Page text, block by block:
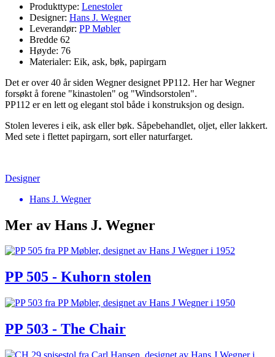
Produkttype: Lenestoler
Designer: Hans J. Wegner
Leverandør: PP Møbler
Bredde 62
Høyde: 76
Materialer: Eik, ask, bøk, papirgarn
Det er over 40 år siden Wegner designet PP112. Her har Wegner
forsøkt å forene "kinastolen" og "Windsorstolen".
PP112 er en lett og elegant stol både i konstruksjon og design.
Stolen leveres i eik, ask eller bøk. Såpebehandlet, oljet, eller lakkert.
Med sete i flettet papirgarn, sort eller naturfarget.
Designer
Hans J. Wegner
Mer av Hans J. Wegner
PP 505 - Kuhorn stolen
PP 503 - The Chair